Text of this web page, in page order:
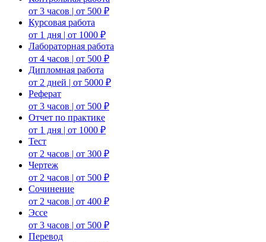
от 3 часов | от 500 ₽
Курсовая работа
от 1 дня | от 1000 ₽
Лабораторная работа
от 4 часов | от 500 ₽
Дипломная работа
от 2 дней | от 5000 ₽
Реферат
от 3 часов | от 500 ₽
Отчет по практике
от 1 дня | от 1000 ₽
Тест
от 2 часов | от 300 ₽
Чертеж
от 2 часов | от 500 ₽
Сочинение
от 2 часов | от 400 ₽
Эссе
от 3 часов | от 500 ₽
Перевод